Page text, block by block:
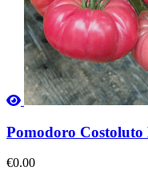
Pomodoro
€0.00